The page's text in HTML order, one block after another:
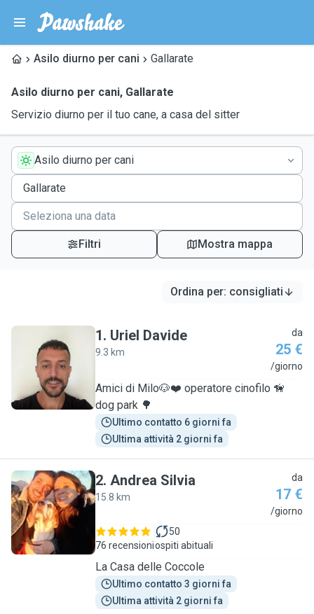
Asilo diurno per cani Gallarate
Asilo diurno per cani, Gallarate
Servizio diurno per il tuo cane, a casa del sitter
Asilo diurno per cani
Filtri Mostra mappa
Ordina per: consigliati
U
1. Uriel Davide
9.3 km
da
25 €
/giorno
Amici di Milo🐶❤️ operatore cinofilo 🦮
dog park 🌳
Ultimo contatto 6 giorni fa
Ultima attività 2 giorni fa
A
2. Andrea Silvia
15.8 km
da
17 €
/giorno
76 recensioni
50
ospiti abituali
La Casa delle Coccole
Ultimo contatto 3 giorni fa
Ultima attività 2 giorni fa